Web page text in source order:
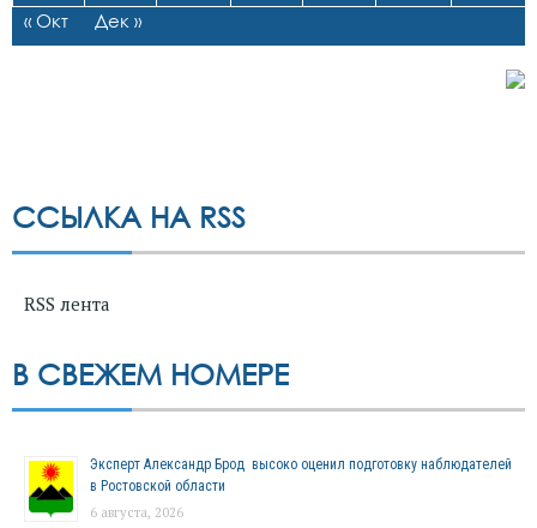
« Окт Дек »
ССЫЛКА НА RSS
RSS лента
В СВЕЖЕМ НОМЕРЕ
Эксперт Александр Брод высоко оценил подготовку наблюдателей
в Ростовской области
6 августа, 2026